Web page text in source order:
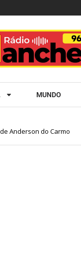
MUNDO
Anderson do Carmo